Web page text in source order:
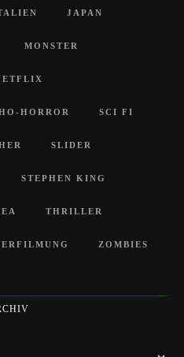
JAPAN
MONSTER
HORROR SCI FI
SLIDER
STEPHEN KING
THRILLER
ZOMBIES